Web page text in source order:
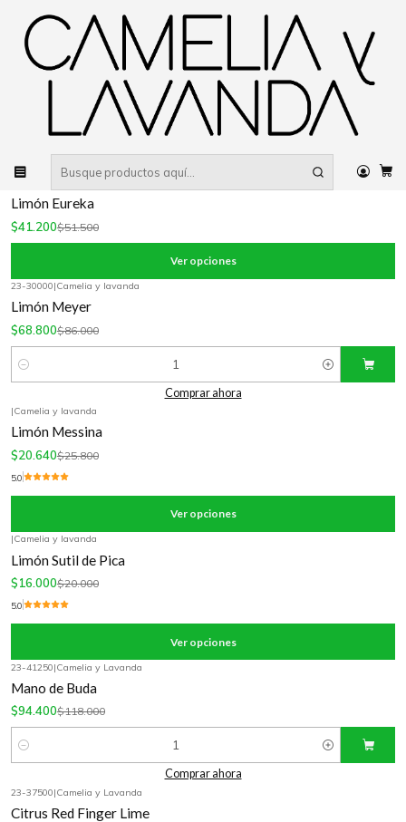
Inicio Planta Árboles Cítricos Limones
Camelia y Lavanda
Limón Eureka Frost
$81.000
Ver opciones
-20%OFF
Camelia y Lavanda
Limón Eureka
$41.200$51.500
Ver opciones
23-30000|Camelia y lavanda
Limón Meyer
$68.800$86.000
Cantidad
Comprar ahora
|Camelia y lavanda
Limón Messina
$20.640$25.800
5.0
Ver opciones
|Camelia y lavanda
Limón Sutil de Pica
$16.000$20.000
5.0
Ver opciones
23-41250|Camelia y Lavanda
Mano de Buda
$94.400$118.000
Cantidad
Comprar ahora
23-37500|Camelia y Lavanda
Citrus Red Finger Lime